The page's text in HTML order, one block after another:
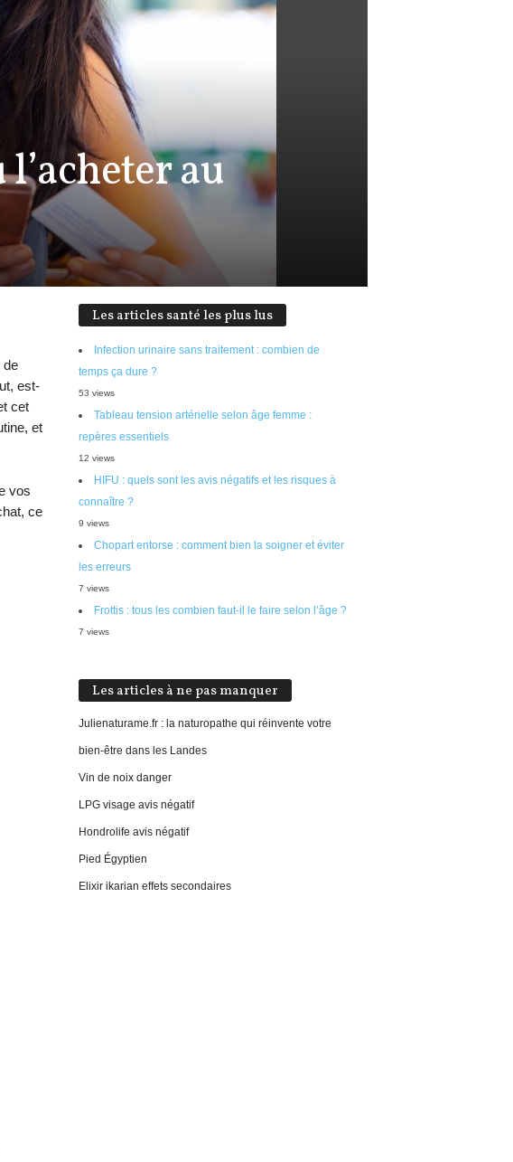
au
de
est-
cet
et
vos
ce
Les articles santé les plus lus
Infection urinaire sans traitement : combien de
temps ça dure ?
53 views
Tableau tension artérielle selon âge femme :
repères essentiels
12 views
HIFU : quels sont les avis négatifs et les risques à
connaître ?
9 views
Chopart entorse : comment bien la soigner et éviter
les erreurs
7 views
Frottis : tous les combien faut-il le faire selon l’âge ?
7 views
Les articles à ne pas manquer
Julienaturame.fr : la naturopathe qui réinvente votre
bien-être dans les Landes
Vin de noix danger
LPG visage avis négatif
Hondrolife avis négatif
Pied Égyptien
Elixir ikarian effets secondaires